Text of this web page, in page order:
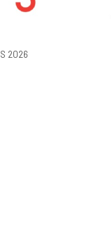
2026